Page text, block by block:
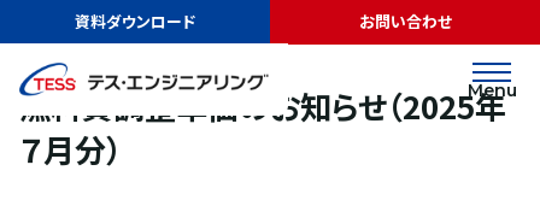
資料ダウンロード お問い合わせ
Menu
ニュース 燃料費調整単価のお知らせ（2025年７月分）
お知らせ
燃料費調整単価のお知らせ（2025年
７月分）